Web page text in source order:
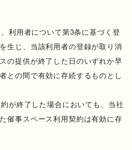
利用者について第3条に基づく登
生じ、当該利用者の登録が取り消
の提供が終了した日のいずれか早
との間で有効に存続するものとし
が終了した場合においても、当社
催事スペース利用契約は有効に存